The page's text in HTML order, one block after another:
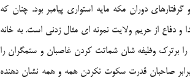
دوران مكه مايه استواري پيامبر بود. چنان كه
دفاع از حريم ولايت نمونه اي مثال زدني است. به خانه
برترك وظيفه شان شماتت كردن غاصبان و ستمگران را
صاحبان قدرت سكوت نكردن همه و همه نشان دهنده